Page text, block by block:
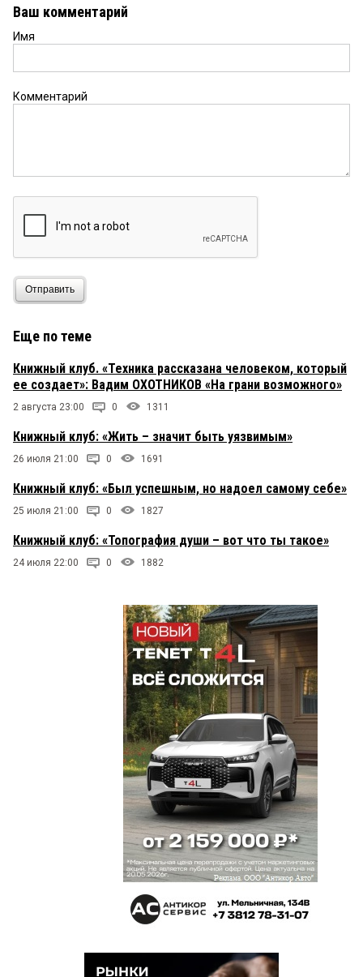
Ваш комментарий
Имя
Комментарий
Отправить
Еще по теме
Книжный клуб. «Техника рассказана человеком, который
ее создает»: Вадим ОХОТНИКОВ «На грани возможного»
2 августа 23:00 0 1311
Книжный клуб: «Жить – значит быть уязвимым»
26 июля 21:00 0 1691
Книжный клуб: «Был успешным, но надоел самому себе»
25 июля 21:00 0 1827
Книжный клуб: «Топография души – вот что ты такое»
24 июля 22:00 0 1882